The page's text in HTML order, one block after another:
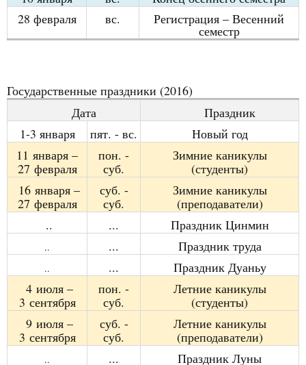
28 февраля
вс. Регистрация – Весенний
семестр
Государственные праздники (2016)
Дата
Праздник
1-3 января пят. - вс.
Новый год
11 января –
27 февраля
пон. -
суб.
Зимние каникулы
(студенты)
16 января –
27 февраля
суб. -
суб.
Зимние каникулы
(преподаватели)
..
... Праздник Цинмин
.. ... Праздник труда
.. ...
Праздник Дуаньу
4июля–
3 сентября
пон. -
суб.
Летние каникулы
(студенты)
9июля–
3 сентября
суб. -
суб.
Летние каникулы
(преподаватели)
.. ...
Праздник Луны